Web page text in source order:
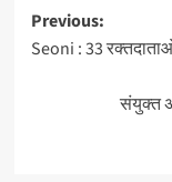
Post
Previous:
Seoni : 33
संयुक्त